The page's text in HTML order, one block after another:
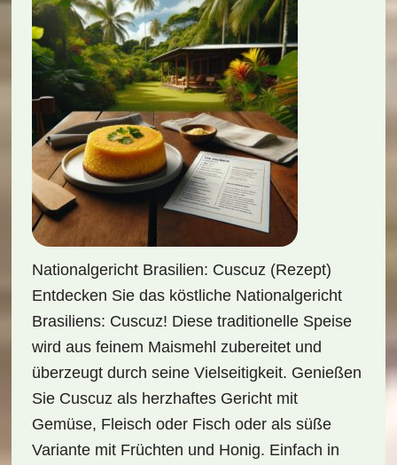
Nationalgericht Brasilien: Cuscuz (Rezept)
Entdecken Sie das köstliche Nationalgericht
Brasiliens: Cuscuz! Diese traditionelle Speise
wird aus feinem Maismehl zubereitet und
überzeugt durch seine Vielseitigkeit. Genießen
Sie Cuscuz als herzhaftes Gericht mit
Gemüse, Fleisch oder Fisch oder als süße
Variante mit Früchten und Honig. Einfach in